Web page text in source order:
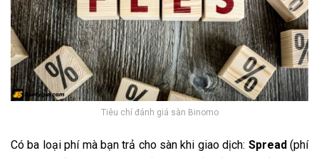
Tiêu chí đánh giá sàn Binomo
Có ba loại phí mà bạn trả cho sàn khi giao dịch: Spread (phí